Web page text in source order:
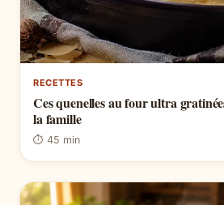
RECETTES
Ces quenelles au four ultra
la famille
⏱ 45 min